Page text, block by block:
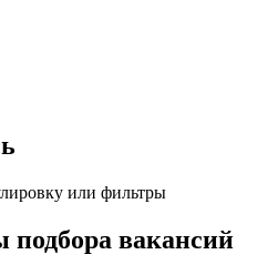
или фильтры
вакансий